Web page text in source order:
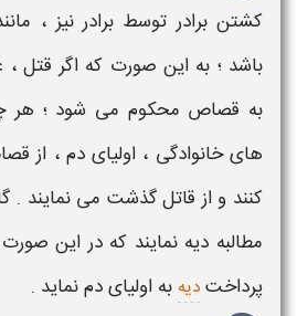
کشتن برادر توسط برادرنیز ،
باشد ؛ به این صورت که اگر قتل ،
به قصاص محکوم می شود ؛ هر
های خانوادگی ، اولیای دم ، از
کنند و از قاتل گذشت می
مطالبه دیه نمایند که در این صورت
پرداخت دیه به اولیای دم نماید .